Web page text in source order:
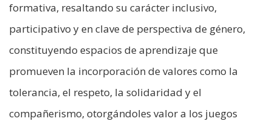
formativa, resaltando su carácter inclusivo,
participativo y en clave de perspectiva de género,
constituyendo espacios de aprendizaje que
promueven la incorporación de valores como la
tolerancia, el respeto, la solidaridad y el
compañerismo, otorgándoles valor a los juegos